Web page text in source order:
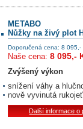
METABO
Nůžky na živý plot
Doporučená cena: 8 095,-
Naše cena: 8 095,-
Zvýšený výkon
snížení váhy a
nově vyvinutá
Další informace o